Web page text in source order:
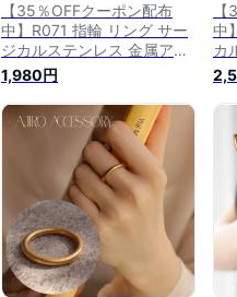
【35％OFFクーポン配布
中】R071 指輪 リング サー
ジカルステンレス 金属アレ
ルギー対応 つけっぱなし 錆
びない ぷっくり ボリューム
おしゃれ 高見え シンプル
女性 レディース ギフト プ
レゼント ジュエリー
1,980円
中
カ
ギ
高
し